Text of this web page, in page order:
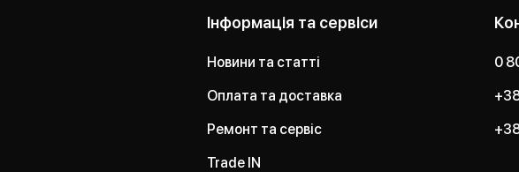
Інформація та сервіси
Новини та статті
Оплата та доставка
Ремонт та сервіс
Trade IN
0